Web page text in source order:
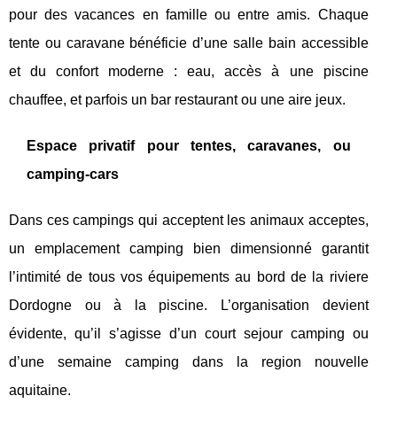
pour des vacances en famille ou entre amis. Chaque
tente ou caravane bénéficie d’une salle bain accessible
et du confort moderne : eau, accès à une piscine
chauffee, et parfois un bar restaurant ou une aire jeux.
Espace privatif pour tentes, caravanes, ou
camping-cars
Dans ces campings qui acceptent les animaux acceptes,
un emplacement camping bien dimensionné garantit
l’intimité de tous vos équipements au bord de la riviere
Dordogne ou à la piscine. L’organisation devient
évidente, qu’il s’agisse d’un court sejour camping ou
d’une semaine camping dans la region nouvelle
aquitaine.